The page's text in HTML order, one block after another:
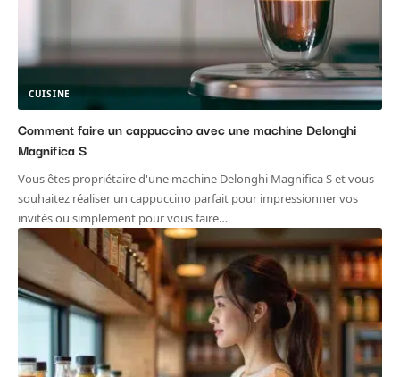
CUISINE
Comment faire un cappuccino avec une machine Delonghi
Magnifica S
Vous êtes propriétaire d'une machine Delonghi Magnifica S et vous
souhaitez réaliser un cappuccino parfait pour impressionner vos
invités ou simplement pour vous faire…